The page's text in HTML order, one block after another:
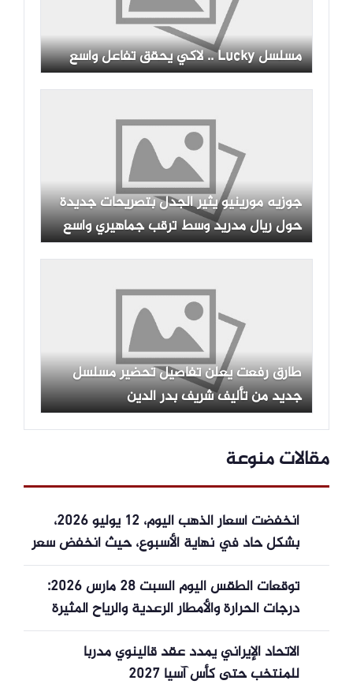
مسلسل Lucky .. لاكي يحقق تفاعل واسع
جوزيه مورينيو يثير الجدل بتصريحات جديدة
حول ريال مدريد وسط ترقب جماهيري واسع
طارق رفعت يعلن تفاصيل تحضير مسلسل
جديد من تأليف شريف بدر الدين
مقالات منوعة
انخفضت أسعار الذهب اليوم، 12 يوليو 2026،
بشكل حاد في نهاية الأسبوع، حيث انخفض سعر
الذهب في بورصة SJC بمقدار 1.5 مليون دونغ
فيتنامي.
توقعات الطقس اليوم السبت 28 مارس 2026:
درجات الحرارة والأمطار الرعدية والرياح المثيرة
للأتربة
الاتحاد الإيراني يمدد عقد قالينوي مدربا
للمنتخب حتى كأس آسيا 2027